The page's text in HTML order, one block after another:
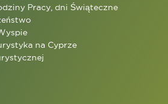
Pracy, dni Świąteczne
na Cyprze